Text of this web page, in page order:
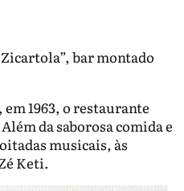
bar montado
1963, o restaurante
da saborosa comida e
musicais, às
Keti.